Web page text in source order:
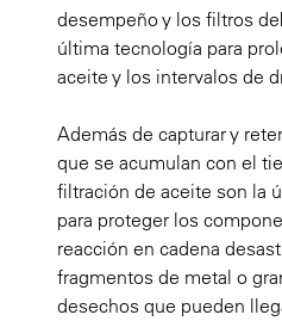
desempeño y los filtros
última tecnología para
aceite y los intervalos de
Además de capturar y
que se acumulan con el
filtración de aceite son la
para proteger los
reacción en cadena
fragmentos de metal o
desechos que pueden